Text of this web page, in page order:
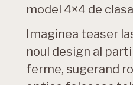
model 4×4 de
Imaginea teaser
noul design al
ferme, sugerand